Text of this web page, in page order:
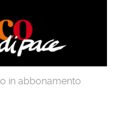
in abbonamento